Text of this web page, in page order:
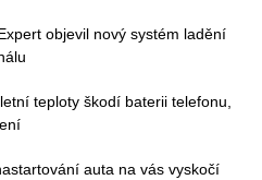
objevil nový systém ladění
teploty škodí baterii telefonu,
auta na vás vyskočí